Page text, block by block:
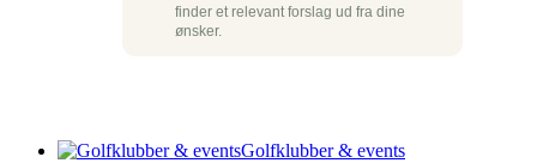
finder et relevant forslag ud fra dine
ønsker.
Golfklubber & events